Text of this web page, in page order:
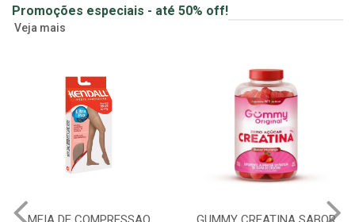
Promoções especiais - até 50% off!
Veja mais